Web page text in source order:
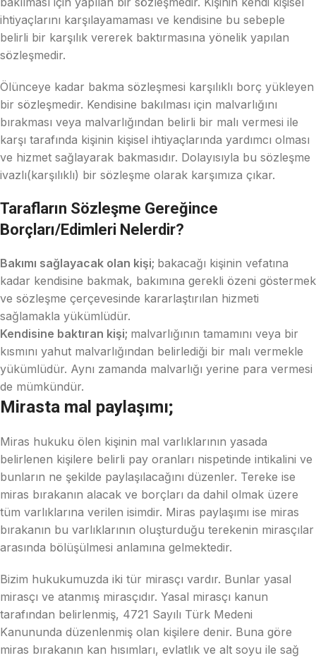
ihtiyaçlarını karşılayamaması ve kendisine bu sebeple
belirli bir karşılık vererek baktırmasına yönelik yapılan
sözleşmedir.
Ölünceye kadar bakma sözleşmesi karşılıklı borç yükleyen
bir sözleşmedir. Kendisine bakılması için malvarlığını
bırakması veya malvarlığından belirli bir malı vermesi ile
karşı tarafında kişinin kişisel ihtiyaçlarında yardımcı olması
ve hizmet sağlayarak bakmasıdır. Dolayısıyla bu sözleşme
ivazlı(karşılıklı) bir sözleşme olarak karşımıza çıkar.
Tarafların Sözleşme Gereğince
Borçları/Edimleri Nelerdir?
Bakımı sağlayacak olan kişi; bakacağı kişinin vefatına
kadar kendisine bakmak, bakımına gerekli özeni göstermek
ve sözleşme çerçevesinde kararlaştırılan hizmeti
sağlamakla yükümlüdür.
Kendisine baktıran kişi; malvarlığının tamamını veya bir
kısmını yahut malvarlığından belirlediği bir malı vermekle
yükümlüdür. Aynı zamanda malvarlığı yerine para vermesi
de mümkündür.
Mirasta mal paylaşımı;
Miras hukuku ölen kişinin mal varlıklarının yasada
belirlenen kişilere belirli pay oranları nispetinde intikalini ve
bunların ne şekilde paylaşılacağını düzenler. Tereke ise
miras bırakanın alacak ve borçları da dahil olmak üzere
tüm varlıklarına verilen isimdir. Miras paylaşımı ise miras
bırakanın bu varlıklarının oluşturduğu terekenin mirasçılar
arasında bölüşülmesi anlamına gelmektedir.
Bizim hukukumuzda iki tür mirasçı vardır. Bunlar yasal
mirasçı ve atanmış mirasçıdır. Yasal mirasçı kanun
tarafından belirlenmiş, 4721 Sayılı Türk Medeni
Kanununda düzenlenmiş olan kişilere denir. Buna göre
miras bırakanın kan hısımları, evlatlık ve alt soyu ile sağ